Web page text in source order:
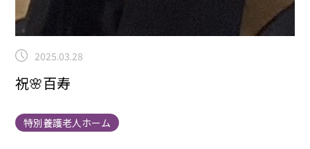
2025.03.28
祝🌸百寿
特別養護老人ホーム